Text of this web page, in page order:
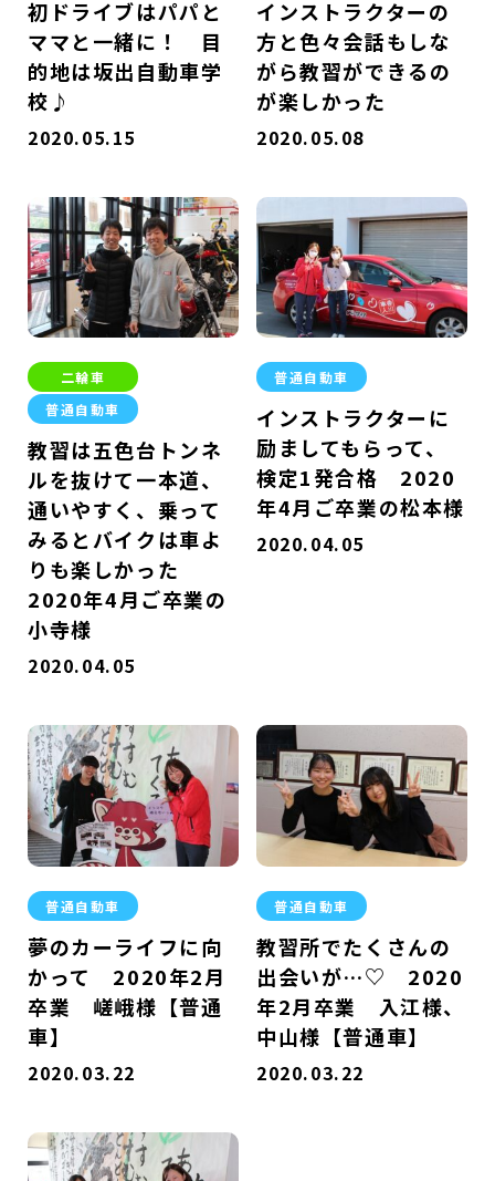
初ドライブはパパと
ママと一緒に！ 目
的地は坂出自動車学
校♪
2020.05.15
インストラクターの
方と色々会話もしな
がら教習ができるの
が楽しかった
2020.05.08
二輪車
普通自動車
教習は五色台トンネ
ルを抜けて一本道、
通いやすく、乗って
みるとバイクは車よ
りも楽しかった
2020年4月ご卒業の
小寺様
2020.04.05
普通自動車
インストラクターに
励ましてもらって、
検定1発合格 2020
年4月ご卒業の松本様
2020.04.05
普通自動車
夢のカーライフに向
かって 2020年2月
卒業 嵯峨様【普通
車】
2020.03.22
普通自動車
教習所でたくさんの
出会いが…♡ 2020
年2月卒業 入江様、
中山様【普通車】
2020.03.22